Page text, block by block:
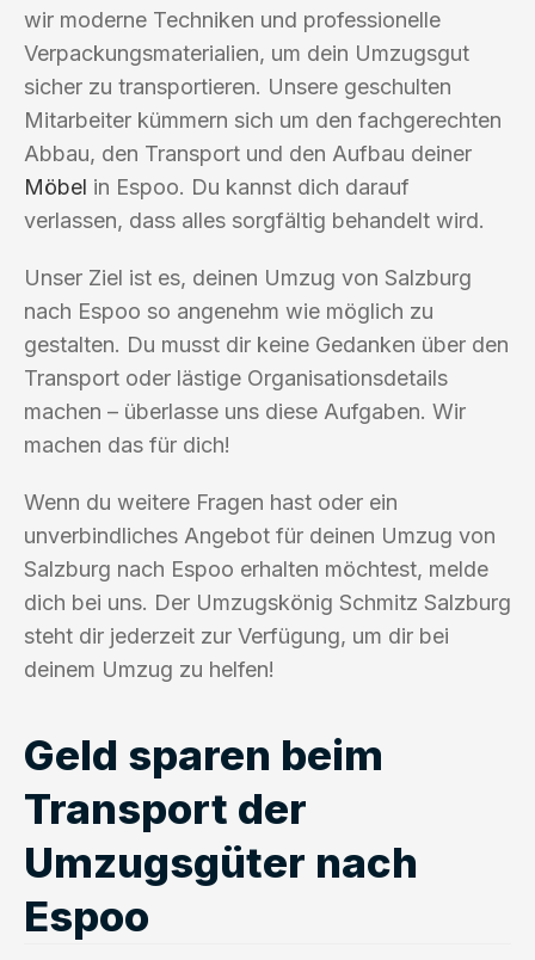
wir moderne Techniken und professionelle
Verpackungsmaterialien, um dein Umzugsgut
sicher zu transportieren. Unsere geschulten
Mitarbeiter kümmern sich um den fachgerechten
Abbau, den Transport und den Aufbau deiner
Möbel in Espoo. Du kannst dich darauf
verlassen, dass alles sorgfältig behandelt wird.
Unser Ziel ist es, deinen Umzug von Salzburg
nach Espoo so angenehm wie möglich zu
gestalten. Du musst dir keine Gedanken über den
Transport oder lästige Organisationsdetails
machen – überlasse uns diese Aufgaben. Wir
machen das für dich!
Wenn du weitere Fragen hast oder ein
unverbindliches Angebot für deinen Umzug von
Salzburg nach Espoo erhalten möchtest, melde
dich bei uns. Der Umzugskönig Schmitz Salzburg
steht dir jederzeit zur Verfügung, um dir bei
deinem Umzug zu helfen!
Geld sparen beim
Transport der
Umzugsgüter nach
Espoo